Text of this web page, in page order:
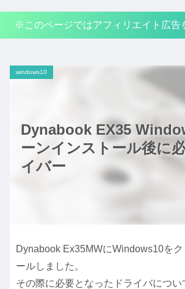
※このページではアフィリエイト広告
Dynabook EX35
ーンインストール後に
イバー
windows10
Dynabook Ex35MWにWindows10をク
ールしました。
その際に必要となったドライバについ